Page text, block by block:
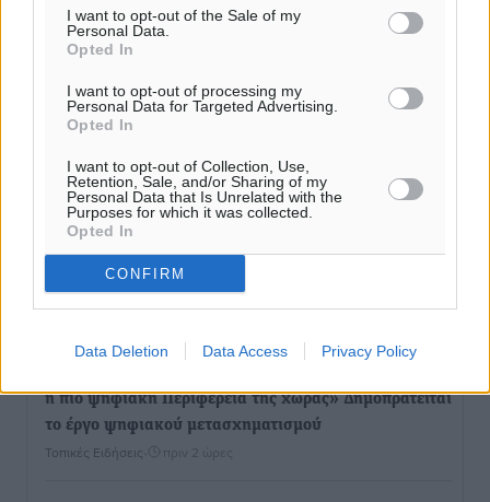
I want to opt-out of the Sale of my
Personal Data.
Opted In
I want to opt-out of processing my
Personal Data for Targeted Advertising.
Opted In
I want to opt-out of Collection, Use,
Retention, Sale, and/or Sharing of my
Personal Data that Is Unrelated with the
Purposes for which it was collected.
Opted In
CONFIRM
Data Deletion Data Access Privacy Policy
Καιρός «hot – dry – windy» τις επόμενες 48 ώρες στη
χώρα
Ειδήσεις• πριν 1 ώρα
αγάπης για τα παιδιά
Τοπικές Ειδήσεις• πριν 2 ώρες
Τουρισμός: Με θετικό πρόσημο έως τώρα η χρονιά,
παρά τα σκαμπανεβάσματα
Ειδήσεις• πριν 2 ώρες
η πιο ψηφιακή Περιφέρεια της χώρας» Δημοπρατείται
το έργο ψηφιακού μετασχηματισμού
Τοπικές Ειδήσεις πριν 2 ώρες